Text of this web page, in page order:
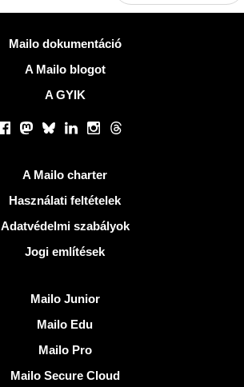
Mailo dokumentáció
A Mailo blogot
A GYIK
Facebook
Mastodon
BlueskyLinkedInInstagram
Threads
A Mailo charter
Használati feltételek
Adatvédelmi szabályok
Jogi említések
Mailo Junior
Mailo Edu
Mailo Pro
Mailo Secure Cloud